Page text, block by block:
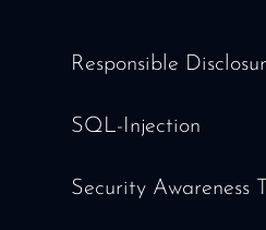
Responsible
SQL-Injection
Security Awareness